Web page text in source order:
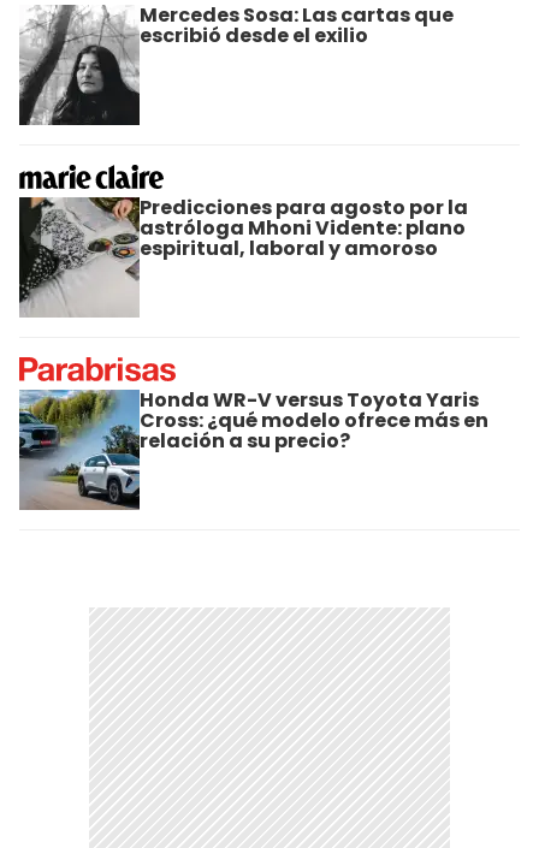
Mercedes Sosa: Las cartas que
escribió desde el exilio
Predicciones para agosto por la
astróloga Mhoni Vidente: plano
espiritual, laboral y amoroso
Honda WR-V versus Toyota Yaris
Cross: ¿qué modelo ofrece más en
relación a su precio?